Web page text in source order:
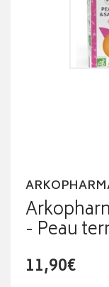
- Peau
11,90€